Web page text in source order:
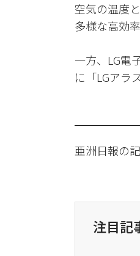
空気の温度
多様な高効
一方、LG電
に「LGアラ
亜洲日報の
注目記